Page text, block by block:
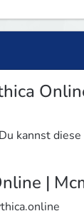
kannst
|